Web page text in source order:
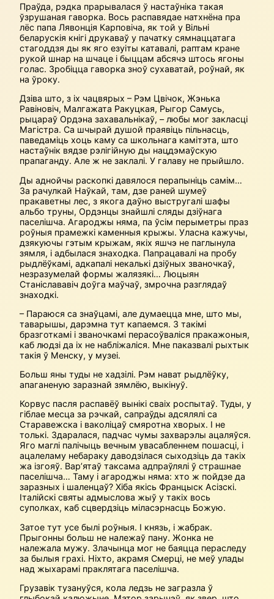
Праўда, рэдка прарывалася ў настаўніка такая
ўзрушаная гаворка. Вось распавядае натхнёна пра
лёс папа Лявонція Карповіча, як той у Вільні
беларускія кнігі друкаваў у пачатку сямнаццатага
стагоддзя ды як яго езуіты катавалі, раптам кране
рукой шнар на шчаце і быццам абсячэ штось ягоны
голас. Зробіцца гаворка зноў сухаватай, роўнай, як
на ўроку.
Дзіва што, з іх чацвярых – Рэм Цвічок, Жэнька
Равіновіч, Малгажата Ракуцкая, Рыгор Самусь,
рыцараў Ордэна захавальнікаў, – любы мог закласці
Магістра. Са шчырай душой праявіць пільнасць,
паведаміць хоць каму са школьнага камітэта, што
настаўнік вядзе рэлігійную ды нацдэмаўскую
прапаганду. Але ж не заклалі. У галаву не прыйшло.
Ды аднойчы раскопкі давялося перапыніць самім…
За рачулкай Наўкай, там, дзе раней шумеў
пракаветны лес, з якога даўно выстругалі шафы
альбо труны, Ордэнцы знайшлі сляды дзіўнага
паселішча. Агароджы няма, па ўсім перыметры праз
роўныя прамежкі каменныя крыжы. Уласна кажучы,
дзякуючы гэтым крыжам, якіх яшчэ не паглынула
зямля, і адбылася знаходка. Папрацавалі на пробу
рыдлёўкамі, адкапалі некалькі дзіўных званочкаў,
незразумелай формы жалязякі… Люцыян
Станіслававіч доўга маўчаў, змрочна разглядаў
знаходкі.
– Параюся са знаўцамі, але думаецца мне, што мы,
таварышы, дарэмна тут капаемся. З такімі
бразготкамі і званочкамі перасоўваліся пракажоныя,
каб людзі да іх не набліжаліся. Мне паказвалі рыхтык
такія ў Менску, у музеі.
Больш яны туды не хадзілі. Рэм нават рыдлёўку,
апаганеную заразнай зямлёю, выкінуў.
Корвус пасля распавёў вынікі сваіх роспытаў. Туды, у
гіблае месца за рэчкай, сапраўды адсялялі са
Старавежска і ваколіцаў смяротна хворых. І не
толькі. Здаралася, падчас чумы захварэлы ацаляўся.
Яго маглі палічыць вечным увасабленнем пошасці, і
ацалеламу небараку даводзілася сыходзіць да такіх
жа ізгояў. Вар’ятаў таксама адпраўлялі ў страшнае
паселішча… Таму і агароджы няма: хто ж пойдзе да
заразных і шаленцаў? Хіба якісь Францыск Асізскі.
Італійскі святы адмыслова жыў у такіх вось
суполках, каб сцвердзіць міласэрнасць Божую.
Затое тут усе былі роўныя. І князь, і жабрак.
Прыгонны больш не належаў пану. Жонка не
належала мужу. Злачынца мог не баяцца пера­следу
за былыя грахі. Ніхто, акрамя Смерці, не меў улады
над жыхарамі праклятага паселішча.
Грузавік тузануўся, кола ледзь не загразла ў